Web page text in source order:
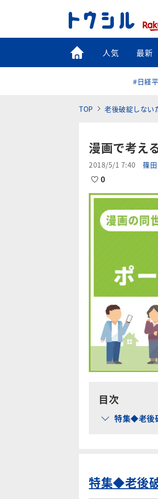
トップ
人気 最新
#日経
TOP 老後破綻しない
漫画で考え
2018/5/1 7:40 篠
0
目次
特集◆老後
特集◆老後